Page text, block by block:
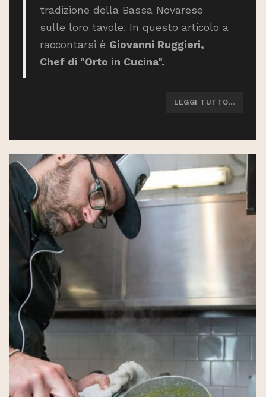
tradizione della Bassa Novarese
sulle loro tavole. In questo articolo a
raccontarsi è Giovanni Ruggieri,
Chef di "Orto in Cucina".
LEGGI TUTTO...